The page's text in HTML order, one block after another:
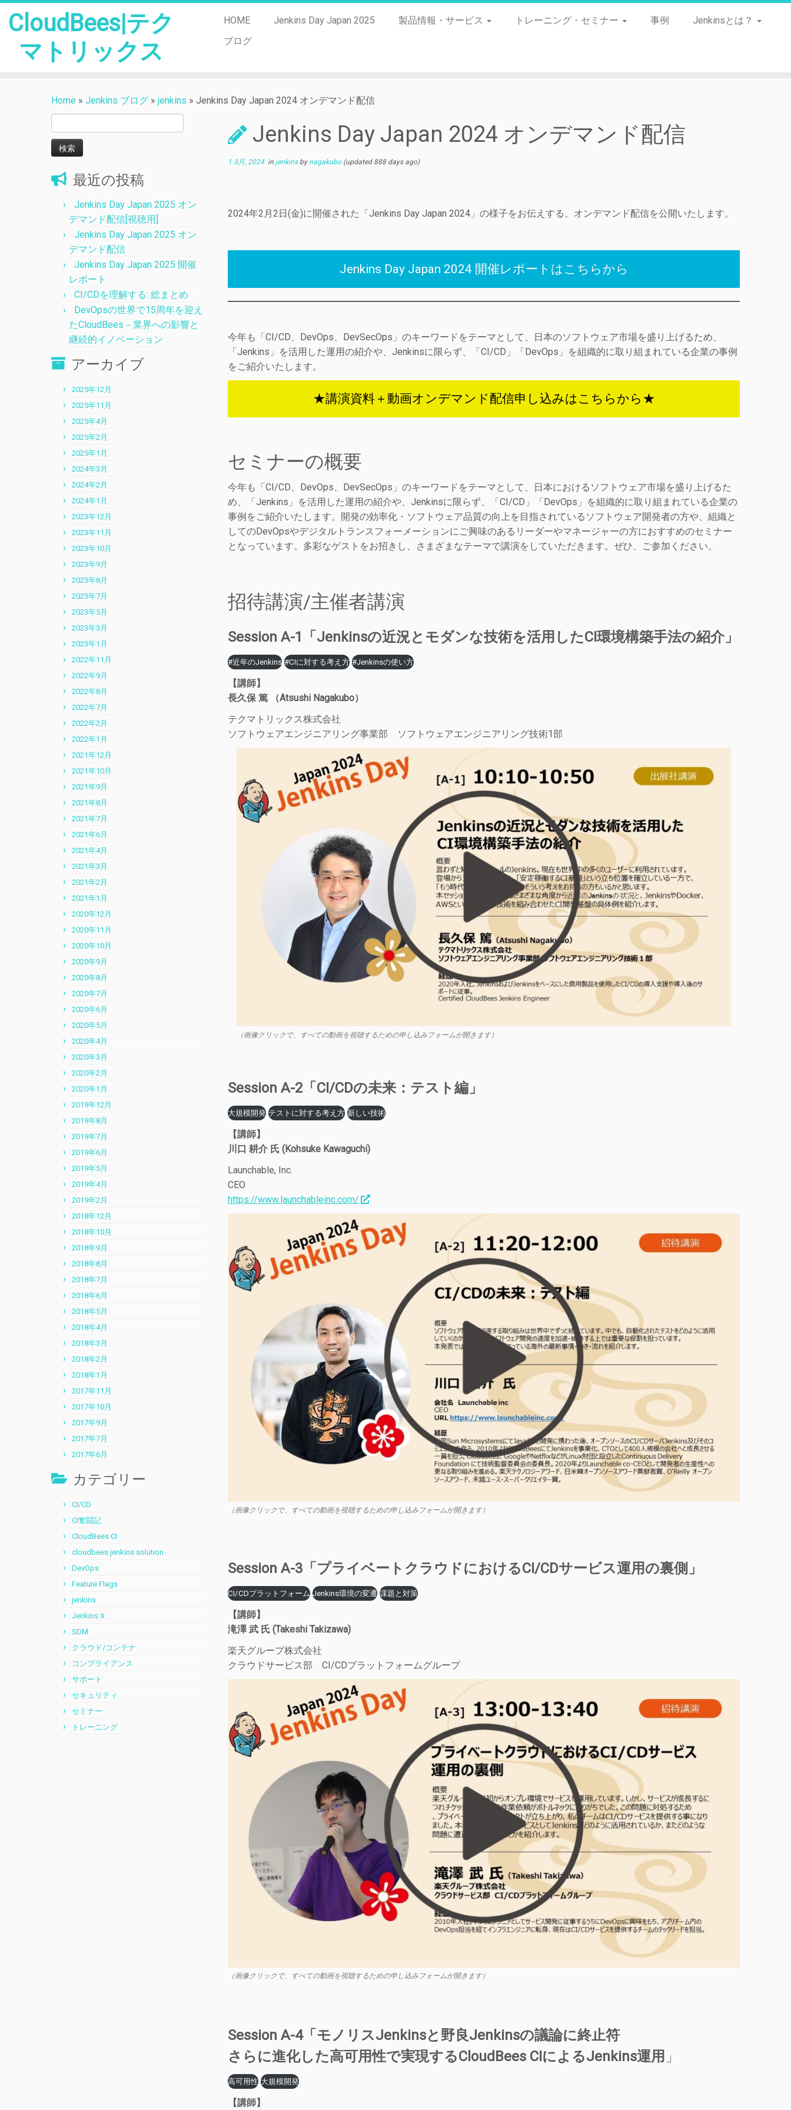
CloudBees|テク
マトリックス
HOME Jenkins Day Japan 2025 製品情報・サービス トレーニング・セミナー 事例
Jenkinsとは？
ブログ
Home » Jenkins ブログ » jenkins » Jenkins Day Japan 2024 オンデマンド配信
索:
最近の投稿
Jenkins Day Japan 2025 オン
デマンド配信[視聴用]
Jenkins Day Japan 2025 オン
デマンド配信
Jenkins Day Japan 2025 開催
レポート
CI/CDを理解する: 総まとめ
DevOpsの世界で15周年を迎え
たCloudBees－業界への影響と
継続的イノベーション
アーカイブ
2025年12月
2025年11月
2025年4月
2025年2月
2025年1月
2024年3月
2024年2月
2024年1月
2023年12月
2023年11月
2023年10月
2023年9月
2023年8月
2023年7月
2023年5月
2023年3月
2023年1月
2022年11月
2022年9月
2022年8月
2022年7月
2022年2月
2022年1月
2021年12月
2021年10月
2021年9月
2021年8月
2021年7月
2021年6月
2021年4月
2021年3月
2021年2月
2021年1月
2020年12月
2020年11月
2020年10月
2020年9月
2020年8月
2020年7月
2020年6月
2020年5月
2020年4月
2020年3月
2020年2月
2020年1月
2019年12月
2019年8月
2019年7月
2019年6月
2019年5月
2019年4月
2019年2月
2018年12月
2018年10月
2018年9月
2018年8月
2018年7月
2018年6月
2018年5月
2018年4月
2018年3月
2018年2月
2018年1月
2017年11月
2017年10月
2017年9月
2017年7月
2017年6月
カテゴリー
CI/CD
CI奮闘記
CloudBees CI
cloudbees jenkins solution
DevOps
Feature Flags
jenkins
Jenkins X
SDM
クラウド/コンテナ
コンプライアンス
サポート
セキュリティ
セミナー
トレーニング
Jenkins Day Japan 2024 オンデマンド配信
1 3月, 2024in jenkins by nagakubo(updated 888 days ago)
2024年2月2日(金)に開催された「Jenkins Day Japan 2024」の様子をお伝えする、オンデマンド配信を公開いたします。
Jenkins Day Japan 2024 開催レポートはこちらから
今年も「CI/CD、DevOps、DevSecOps」のキーワードをテーマとして、日本のソフトウェア市場を盛り上げるため、
「Jenkins」を活用した運用の紹介や、Jenkinsに限らず、「CI/CD」「DevOps」を組織的に取り組まれている企業の事例
をご紹介いたします。
★講演資料＋動画オンデマンド配信申し込みはこちらから★
セミナーの概要
今年も「CI/CD、DevOps、DevSecOps」のキーワードをテーマとして、日本におけるソフトウェア市場を盛り上げるた
め、「Jenkins」を活用した運用の紹介や、Jenkinsに限らず、「CI/CD」「DevOps」を組織的に取り組まれている企業の
事例をご紹介いたします。開発の効率化・ソフトウェア品質の向上を目指されているソフトウェア開発者の方や、組織と
してのDevOpsやデジタルトランスフォーメーションにご興味のあるリーダーやマネージャーの方におすすめのセミナー
となっています。多彩なゲストをお招きし、さまざまなテーマで講演をしていただきます。ぜひ、ご参加ください。
招待講演/主催者講演
Session A-1「Jenkinsの近況とモダンな技術を活用したCI環境構築手法の紹介」
#近年のJenkins #CIに対する考え方 #Jenkinsの使い方
【講師】
長久保 篤 （Atsushi Nagakubo）
テクマトリックス株式会社
ソフトウェアエンジニアリング事業部 ソフトウェアエンジニアリング技術1部
（画像クリックで、すべての動画を視聴するための申し込みフォームが開きます）
Session A-2「CI/CDの未来：テスト編」
大規模開発 テストに対する考え方 新しい技術
【講師】
川口 耕介 氏 (Kohsuke Kawaguchi)
Launchable, Inc.
CEO
https://www.launchableinc.com/
（画像クリックで、すべての動画を視聴するための申し込みフォームが開きます）
Session A-3「プライベートクラウドにおけるCI/CDサービス運用の裏側」
CI/CDプラットフォーム Jenkins環境の変遷 課題と対策
【講師】
滝澤 武 氏 (Takeshi Takizawa)
楽天グループ株式会社
クラウドサービス部 CI/CDプラットフォームグループ
（画像クリックで、すべての動画を視聴するための申し込みフォームが開きます）
Session A-4「モノリスJenkinsと野良Jenkinsの議論に終止符
さらに進化した高可用性で実現するCloudBees CIによるJenkins運用 」
高可用性 大規模開発
【講師】